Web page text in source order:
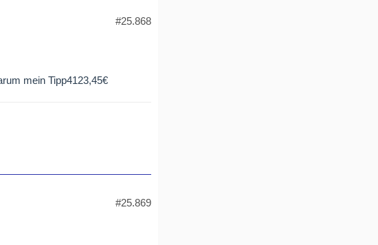
#25.868
mein Tipp4123,45€
#25.869